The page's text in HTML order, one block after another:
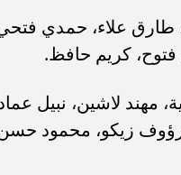
علاء، حمدي
كريم حافظ.
لاشين، نبيل
زيكو، محمود حسن